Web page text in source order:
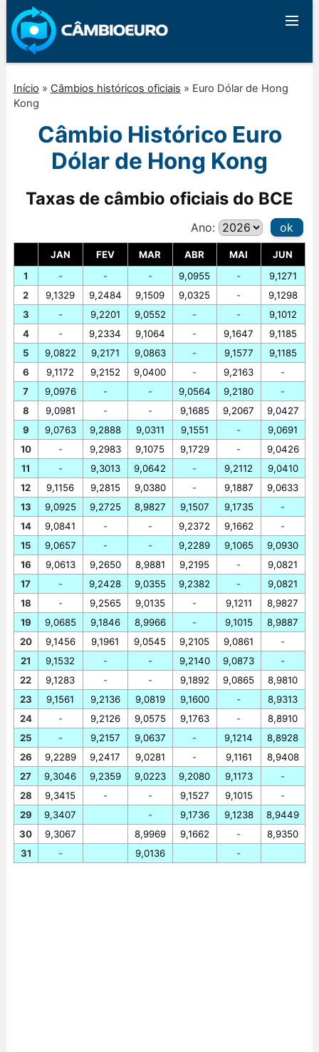
Início » Câmbios históricos oficiais » Euro Dólar de Hong
Kong
Câmbio Histórico Euro
Dólar de Hong Kong
Taxas de câmbio oficiais do BCE
Ano: ok
JAN FEV MAR ABR MAI
JUN
1
2
3
4
5
6
7
8
9
10
11
12
13
14
15
16
17
18
19
20
21
22
23
24
25
26
27
28
29
30
31
-
9,1329
-
-
9,0822
9,1172
9,0976
9,0981
9,0763
-
-
9,1156
9,0925
9,0841
9,0657
9,0613
-
-
9,0685
9,1456
9,1532
9,1283
9,1561
-
-
9,2289
9,3046
9,3415
9,3407
9,3067
-
-
9,2484
9,2201
9,2334
9,2171
9,2152
-
-
9,2888
9,2983
9,3013
9,2815
9,2725
-
-
9,2650
9,2428
9,2565
9,1846
9,1961
-
-
9,2136
9,2126
9,2157
9,2417
9,2359
-
-
9,1509
9,0552
9,1064
9,0863
9,0400
-
-
9,0311
9,1075
9,0642
9,0380
8,9827
-
-
8,9881
9,0355
9,0135
8,9966
9,0545
-
-
9,0819
9,0575
9,0637
9,0281
9,0223
-
-
8,9969
9,0136
9,0955
9,0325
-
-
-
-
9,0564
9,1685
9,1551
9,1729
-
-
9,1507
9,2372
9,2289
9,2195
9,2382
-
-
9,2105
9,2140
9,1892
9,1600
9,1763
-
-
9,2080
9,1527
9,1736
9,1662
-
-
-
9,1647
9,1577
9,2163
9,2180
9,2067
-
-
9,2112
9,1887
9,1735
9,1662
9,1065
-
-
9,1211
9,1015
9,0861
9,0873
9,0865
-
-
9,1214
9,1161
9,1173
9,1015
9,1238
-
-
9,1271
9,1298
9,1012
9,1185
9,1185
-
-
9,0427
9,0691
9,0426
9,0410
9,0633
-
-
9,0930
9,0821
9,0821
8,9827
8,9887
-
-
8,9810
8,9313
8,8910
8,8928
8,9408
-
-
8,9449
8,9350